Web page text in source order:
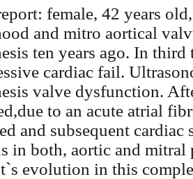
female, 42 years
and mitro aortical
ten years ago. In
cardiac fail.
valve dysfunction.
to an acute atrial
and subsequent
in both, aortic and mitral
evolution in this